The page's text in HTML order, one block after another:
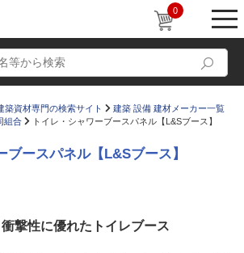
0
コラム
築資材専門の検索サイト
建築 設備 建材メーカー一覧
組合
トイレ・シャワーブースパネル【L&Sブース】
ブースパネル【L&Sブース】
撃性に優れたトイレブース